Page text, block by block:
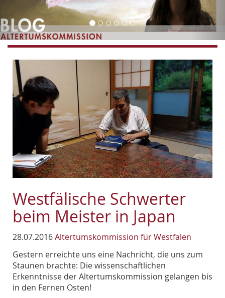
Westfälische Schwerter
beim Meister in Japan
28.07.2016Altertumskommission für Westfalen
Gestern erreichte uns eine Nachricht, die uns zum
Staunen brachte: Die wissenschaftlichen
Erkenntnisse der Altertumskommission gelangen bis
in den Fernen Osten!